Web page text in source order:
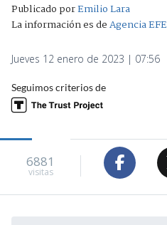
Publicado porEmilio Lara
La información es deAgencia EFE
Jueves 12 enero de 2023 | 07:56
Seguimos criterios de
6881
visitas